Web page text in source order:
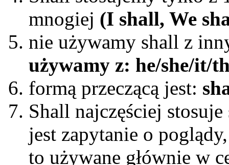
mnogiej (I shall, We
nie używamy shall z
używamy z: he/she/it/
formą przeczącą jest:
Shall najczęściej
jest zapytanie o
to używane głównie w